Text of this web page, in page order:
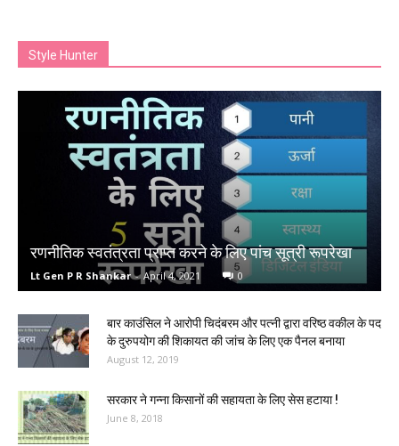
Style Hunter
रणनीतिक स्वतंत्रता प्राप्त करने के लिए पांच सूत्री रूपरेखा
Lt Gen P R Shankar - April 4, 2021 0
बार काउंसिल ने आरोपी चिदंबरम और पत्नी द्वारा वरिष्ठ वकील के पद
के दुरुपयोग की शिकायत की जांच के लिए एक पैनल बनाया
August 12, 2019
सरकार ने गन्ना किसानों की सहायता के लिए सेस हटाया !
June 8, 2018